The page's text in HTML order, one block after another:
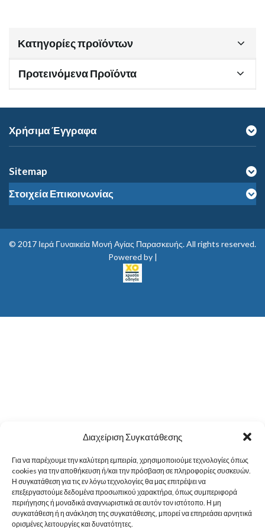
Διαχείριση Συγκατάθεσης
Για να παρέχουμε την καλύτερη εμπειρία, χρησιμοποιούμε τεχνολογίες όπως
cookies για την αποθήκευση ή/και την πρόσβαση σε πληροφορίες συσκευών.
Η συγκατάθεση για τις εν λόγω τεχνολογίες θα μας επιτρέψει να
επεξεργαστούμε δεδομένα προσωπικού χαρακτήρα, όπως συμπεριφορά
περιήγησης ή μοναδικά αναγνωριστικά σε αυτόν τον ιστότοπο. Η μη
συγκατάθεση ή η ανάκληση της συγκατάθεσης, μπορεί να επηρεάσει αρνητικά
ορισμένες λειτουργίες και δυνατότητες.
Κατηγορίες προϊόντων
Προτεινόμενα Προϊόντα
Χρήσιμα Έγγραφα
Sitemap
Στοιχεία Επικοινωνίας
© 2017 Ιερά Γυναικεία Μονή Αγίας Παρασκευής. All rights reserved.
Powered by |